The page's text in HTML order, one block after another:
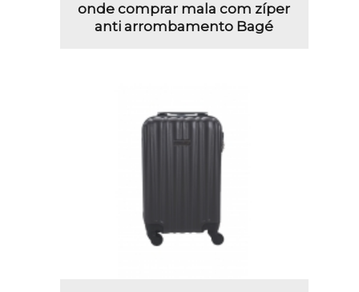
onde comprar mala com zíper
anti arrombamento Bagé